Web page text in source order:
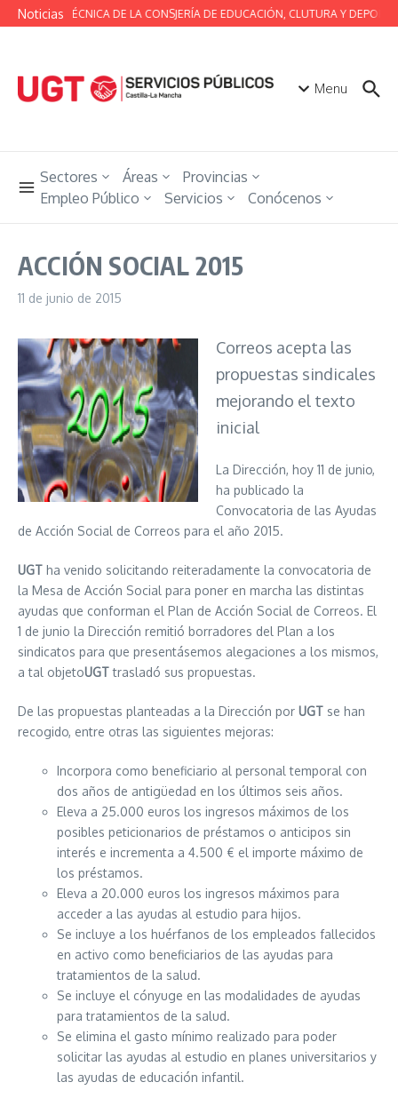
Saltar al contenido
Noticias
MESA TÉCNICA DE LA CONSJERÍA DE EDUCACIÓN, CLUTURA Y
Menu
Sectores Áreas
Provincias
Empleo Público
Servicios Conócenos
ACCIÓN SOCIAL 2015
11 de junio de 2015
Correos acepta las
propuestas sindicales
mejorando el texto
inicial
La Dirección, hoy 11 de junio,
ha publicado la
Convocatoria de las Ayudas
de Acción Social de Correos para el año 2015.
UGT ha venido solicitando reiteradamente la convocatoria de
la Mesa de Acción Social para poner en marcha las distintas
ayudas que conforman el Plan de Acción Social de Correos. El
1 de junio la Dirección remitió borradores del Plan a los
sindicatos para que presentásemos alegaciones a los mismos,
a tal objetoUGTtrasladó sus propuestas.
De las propuestas planteadas a la Dirección por UGT se han
recogido, entre otras las siguientes mejoras:
Incorpora como beneficiario al personal temporal con
dos años de antigüedad en los últimos seis años.
Eleva a 25.000 euros los ingresos máximos de los
posibles peticionarios de préstamos o anticipos sin
interés e incrementa a 4.500 € el importe máximo de
los préstamos.
Eleva a 20.000 euros los ingresos máximos para
acceder a las ayudas al estudio para hijos.
Se incluye a los huérfanos de los empleados fallecidos
en activo como beneficiarios de las ayudas para
tratamientos de la salud.
Se incluye el cónyuge en las modalidades de ayudas
para tratamientos de la salud.
Se elimina el gasto mínimo realizado para poder
solicitar las ayudas al estudio en planes universitarios y
las ayudas de educación infantil.